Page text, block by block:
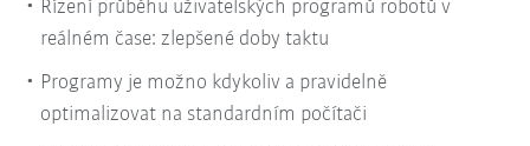
Řízení průběhu uživatelských programů robotů v
reálném čase: zlepšené doby taktu
Programy je možno kdykoliv a pravidelně
optimalizovat na standardním počítači